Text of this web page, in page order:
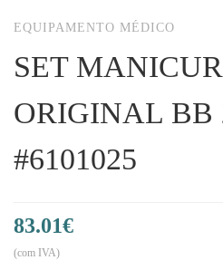
EQUIPAMENTO MÉDICO
SET
ORIGINAL BB
#6101025
83.01€
(com IVA)